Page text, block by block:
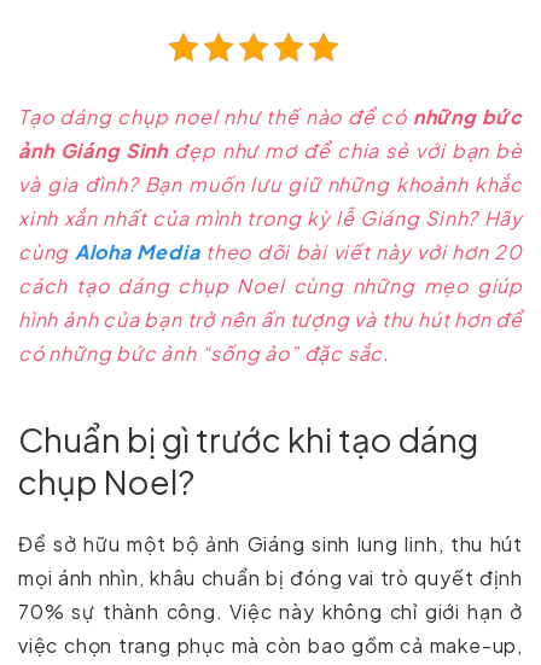
Tạo dáng chụp noel như thế nào để có những bức
ảnh Giáng Sinhđẹp như mơ để chia sẻ với bạn bè
và gia đình? Bạn muốn lưu giữ những khoảnh khắc
xinh xắn nhất của mình trong kỳ lễ Giáng Sinh? Hãy
cùng Aloha Mediatheo dõi bài viết này với hơn 20
cách tạo dáng chụp Noel cùng những mẹo giúp
hình ảnh của bạn trở nên ấn tượng và thu hút hơn để
có những bức ảnh “sống ảo” đặc sắc.
Chuẩn bị gì trước khi tạo dáng
chụp Noel?
Để sở hữu một bộ ảnh Giáng sinh lung linh, thu hút
mọi ánh nhìn, khâu chuẩn bị đóng vai trò quyết định
70% sự thành công. Việc này không chỉ giới hạn ở
việc chọn trang phục mà còn bao gồm cả make-up,